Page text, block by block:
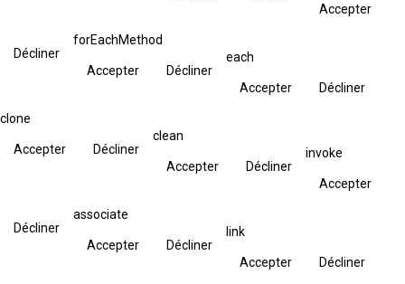
Accepter
Décliner
forEachMethod
Accepter Décliner
each
Accepter Décliner
clone
Accepter Décliner
clean
Accepter Décliner
invoke
Accepter
Décliner
associate
Accepter Décliner
link
Accepter Décliner